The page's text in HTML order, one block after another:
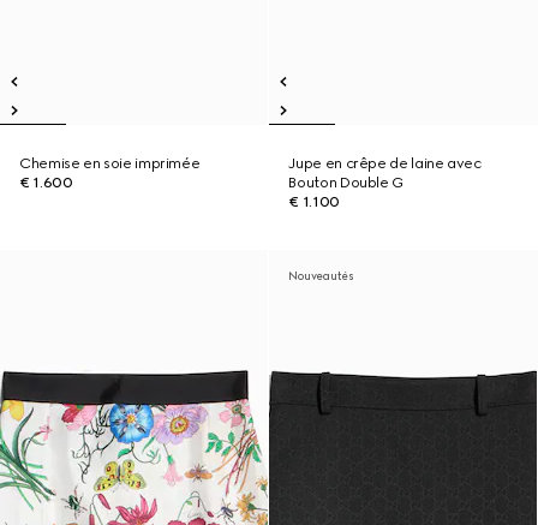
Chemise en soie imprimée
€ 1.600
Jupe en crêpe de laine avec
Bouton Double G
€ 1.100
Nouveautés